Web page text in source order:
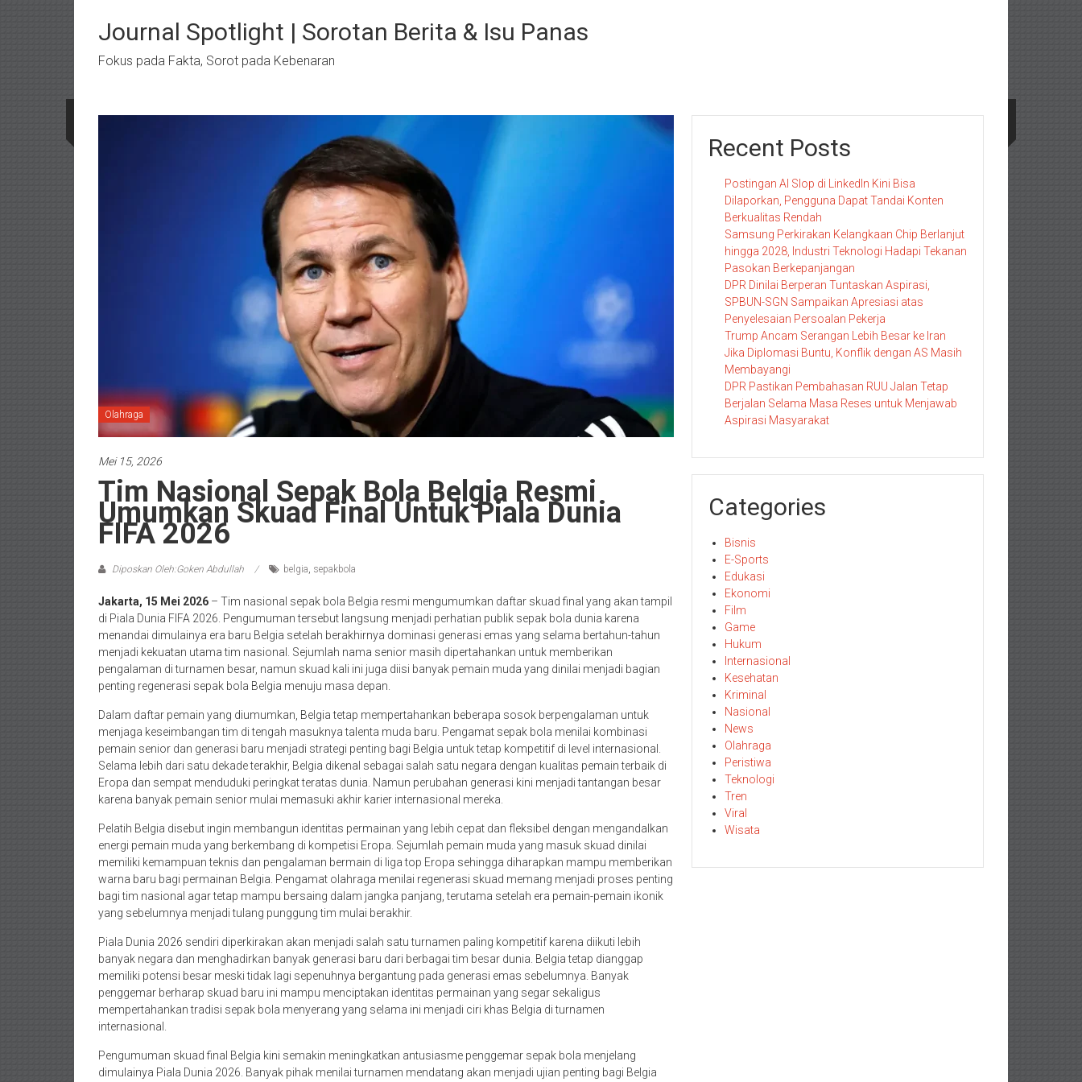
kontenJournal Spotlight | Sorotan Berita & Isu Panas
Fokus pada Fakta, Sorot pada Kebenaran
Olahraga
Mei 15, 2026
Tim Nasional Sepak Bola Belgia Resmi
Umumkan Skuad Final Untuk Piala Dunia
FIFA 2026
Diposkan Oleh:Goken Abdullah belgia, sepakbola
Jakarta, 15 Mei 2026 – Tim nasional sepak bola Belgia resmi mengumumkan daftar skuad final yang akan tampil
di Piala Dunia FIFA 2026. Pengumuman tersebut langsung menjadi perhatian publik sepak bola dunia karena
menandai dimulainya era baru Belgia setelah berakhirnya dominasi generasi emas yang selama bertahun-tahun
menjadi kekuatan utama tim nasional. Sejumlah nama senior masih dipertahankan untuk memberikan
pengalaman di turnamen besar, namun skuad kali ini juga diisi banyak pemain muda yang dinilai menjadi bagian
penting regenerasi sepak bola Belgia menuju masa depan.
Dalam daftar pemain yang diumumkan, Belgia tetap mempertahankan beberapa sosok berpengalaman untuk
menjaga keseimbangan tim di tengah masuknya talenta muda baru. Pengamat sepak bola menilai kombinasi
pemain senior dan generasi baru menjadi strategi penting bagi Belgia untuk tetap kompetitif di level internasional.
Selama lebih dari satu dekade terakhir, Belgia dikenal sebagai salah satu negara dengan kualitas pemain terbaik di
Eropa dan sempat menduduki peringkat teratas dunia. Namun perubahan generasi kini menjadi tantangan besar
karena banyak pemain senior mulai memasuki akhir karier internasional mereka.
Pelatih Belgia disebut ingin membangun identitas permainan yang lebih cepat dan fleksibel dengan mengandalkan
energi pemain muda yang berkembang di kompetisi Eropa. Sejumlah pemain muda yang masuk skuad dinilai
memiliki kemampuan teknis dan pengalaman bermain di liga top Eropa sehingga diharapkan mampu memberikan
warna baru bagi permainan Belgia. Pengamat olahraga menilai regenerasi skuad memang menjadi proses penting
bagi tim nasional agar tetap mampu bersaing dalam jangka panjang, terutama setelah era pemain-pemain ikonik
yang sebelumnya menjadi tulang punggung tim mulai berakhir.
Piala Dunia 2026 sendiri diperkirakan akan menjadi salah satu turnamen paling kompetitif karena diikuti lebih
banyak negara dan menghadirkan banyak generasi baru dari berbagai tim besar dunia. Belgia tetap dianggap
memiliki potensi besar meski tidak lagi sepenuhnya bergantung pada generasi emas sebelumnya. Banyak
penggemar berharap skuad baru ini mampu menciptakan identitas permainan yang segar sekaligus
mempertahankan tradisi sepak bola menyerang yang selama ini menjadi ciri khas Belgia di turnamen
internasional.
Pengumuman skuad final Belgia kini semakin meningkatkan antusiasme penggemar sepak bola menjelang
dimulainya Piala Dunia 2026. Banyak pihak menilai turnamen mendatang akan menjadi ujian penting bagi Belgia
Recent Posts
Postingan AI Slop di LinkedIn Kini Bisa
Dilaporkan, Pengguna Dapat Tandai Konten
Berkualitas Rendah
Samsung Perkirakan Kelangkaan Chip Berlanjut
hingga 2028, Industri Teknologi Hadapi Tekanan
Pasokan Berkepanjangan
DPR Dinilai Berperan Tuntaskan Aspirasi,
SPBUN-SGN Sampaikan Apresiasi atas
Penyelesaian Persoalan Pekerja
Trump Ancam Serangan Lebih Besar ke Iran
Jika Diplomasi Buntu, Konflik dengan AS Masih
Membayangi
DPR Pastikan Pembahasan RUU Jalan Tetap
Berjalan Selama Masa Reses untuk Menjawab
Aspirasi Masyarakat
Categories
Bisnis
E-Sports
Edukasi
Ekonomi
Film
Game
Hukum
Internasional
Kesehatan
Kriminal
Nasional
News
Olahraga
Peristiwa
Teknologi
Tren
Viral
Wisata